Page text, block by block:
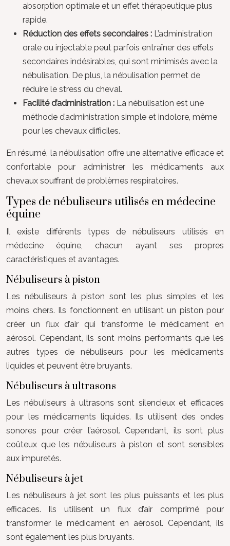
absorption optimale et un effet thérapeutique plus
rapide.
Réduction des effets secondaires : L’administration
orale ou injectable peut parfois entraîner des effets
secondaires indésirables, qui sont minimisés avec la
nébulisation. De plus, la nébulisation permet de
réduire le stress du cheval.
Facilité d’administration : La nébulisation est une
méthode d’administration simple et indolore, même
pour les chevaux difficiles.
En résumé, la nébulisation offre une alternative efficace et
confortable pour administrer les médicaments aux
chevaux souffrant de problèmes respiratoires.
Types de nébuliseurs utilisés en médecine
équine
Il existe différents types de nébuliseurs utilisés en
médecine équine, chacun ayant ses propres
caractéristiques et avantages.
Nébuliseurs à piston
Les nébuliseurs à piston sont les plus simples et les
moins chers. Ils fonctionnent en utilisant un piston pour
créer un flux d’air qui transforme le médicament en
aérosol. Cependant, ils sont moins performants que les
autres types de nébuliseurs pour les médicaments
liquides et peuvent être bruyants.
Nébuliseurs à ultrasons
Les nébuliseurs à ultrasons sont silencieux et efficaces
pour les médicaments liquides. Ils utilisent des ondes
sonores pour créer l’aérosol. Cependant, ils sont plus
coûteux que les nébuliseurs à piston et sont sensibles
aux impuretés.
Nébuliseurs à jet
Les nébuliseurs à jet sont les plus puissants et les plus
efficaces. Ils utilisent un flux d’air comprimé pour
transformer le médicament en aérosol. Cependant, ils
sont également les plus bruyants.